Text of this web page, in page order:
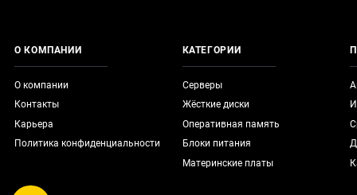
О КОМПАНИИ
О компании
Контакты
Карьера
Политика конфиденциальности
КАТЕГОРИИ
Серверы
Жёсткие диски
Оперативная память
Блоки питания
Материнские платы